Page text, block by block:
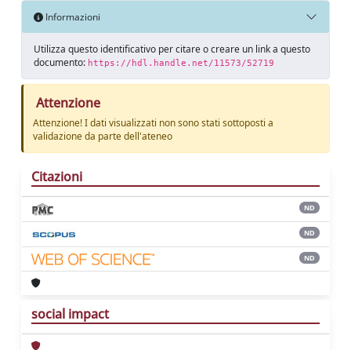
Informazioni
Utilizza questo identificativo per citare o creare un link a questo
documento: https://hdl.handle.net/11573/52719
Attenzione
Attenzione! I dati visualizzati non sono stati sottoposti a
validazione da parte dell'ateneo
Citazioni
ND
ND
ND
social impact